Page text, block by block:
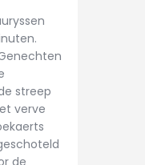
streep
verve
de